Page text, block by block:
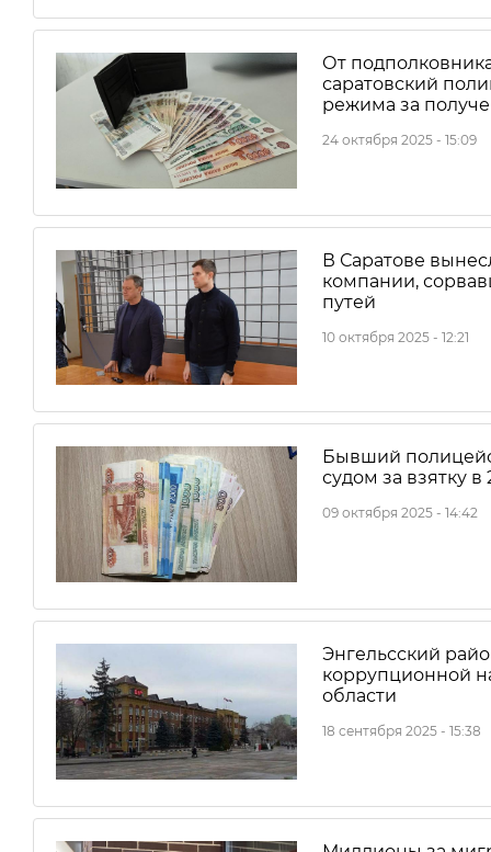
От
саратовский
режима за
24 октября 2025 - 15:09
В Саратове
компании,
путей
10 октября 2025 - 12:21
Бывший
судом за взятку
09 октября 2025 - 14:42
Энгельсский
коррупционной
области
18 сентября 2025 - 15:38